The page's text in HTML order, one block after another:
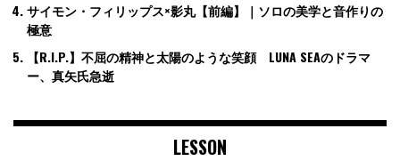
サイモン・フィリップス×影丸【前編】｜ソロの美学と音作りの
極意
【R.I.P.】不屈の精神と太陽のような笑顔 LUNA SEAのドラマ
ー、真矢氏急逝
LESSON